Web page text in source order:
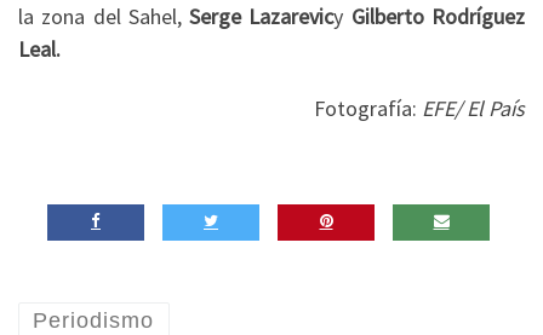
la zona del Sahel,Serge Lazarevicy Gilberto Rodríguez
Leal.
Fotografía: EFE/ El País
Periodismo